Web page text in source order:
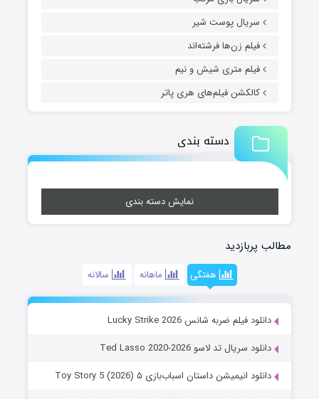
سریال پوست شیر
فیلم زن‌ها فرشته‌اند
فیلم متری شیش و نیم
کالکشن فیلم‌های هری پاتر
دسته بندی
نمایش دسته بندی
مطالب پربازدید
هفتگی ماهانه سالانه
دانلود فیلم ضربه شانس Lucky Strike 2026
دانلود سریال تد لاسو Ted Lasso 2020-2026
دانلود انیمیشن داستان اسباب‌بازی ۵ Toy Story 5 (2026)